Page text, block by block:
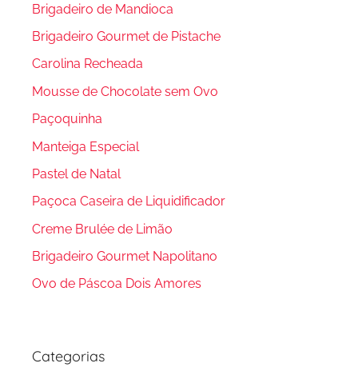
Brigadeiro de Mandioca
Brigadeiro Gourmet de Pistache
Carolina Recheada
Mousse de Chocolate sem Ovo
Paçoquinha
Manteiga Especial
Pastel de Natal
Paçoca Caseira de Liquidificador
Creme Brulée de Limão
Brigadeiro Gourmet Napolitano
Ovo de Páscoa Dois Amores
Categorias